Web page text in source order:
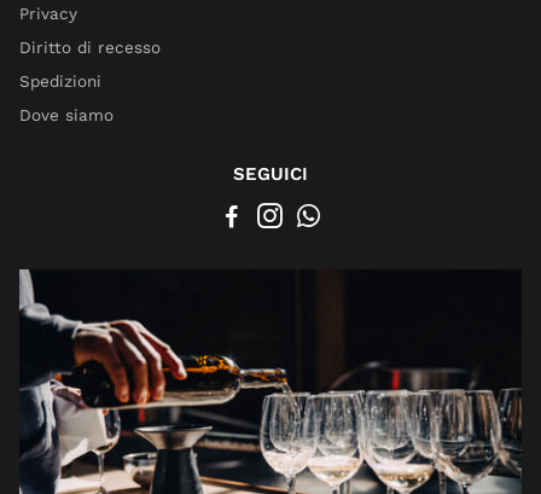
Privacy
Diritto di recesso
Spedizioni
Dove siamo
SEGUICI